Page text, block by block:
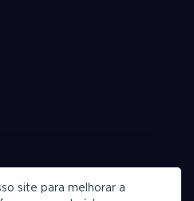
site para melhorar a